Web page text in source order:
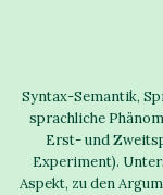
Syntax-Semantik,
sprachliche
Erst- und
Experiment).
Aspekt, zu den